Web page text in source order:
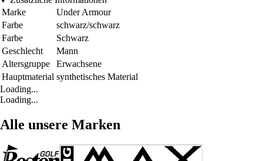
Marke
Under Armour
Farbe
schwarz/schwarz
Farbe
Schwarz
Geschlecht
Mann
Altersgruppe
Erwachsene
Hauptmaterial synthetisches Material
Loading...
Loading...
Alle unsere Marken